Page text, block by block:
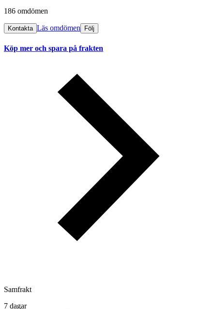
186 omdömen
Kontakta Läs omdömen Följ
Köp mer och spara på frakten
Samfrakt
7 dagar